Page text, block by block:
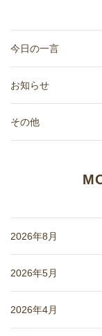
今日の一言
お知らせ
その他
2026年8月
2026年5月
2026年4月